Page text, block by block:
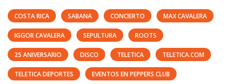
COSTA RICA SABANA CONCIERTO MAX CAVALERA
IGGOR CAVALERA SEPULTURA ROOTS
25 ANIVERSARIO DISCO TELETICA TELETICA.COM
TELETICA DEPORTES EVENTOS EN PEPPERS CLUB